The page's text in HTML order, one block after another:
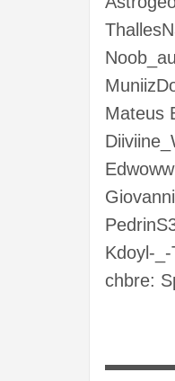
Mateus
Kdoyl-
chbre: